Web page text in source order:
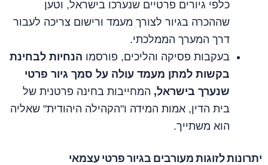
כלפי גיורים פרטיים שנערכו בישראל, וטען
שההכרה בגיור לצורך מעמד ורישום צריכה לעבור
דרך המערך הממלכתי.
בעקבות פסיקה והליכים, פורסמו הנחיות לבחינת
בקשות למתן מעמד עולה על סמך גיור פרטי
שנערך בישראל, המחייבות בחינה פרטנית של
בית הדין, אמות המידה ו"הקהילה היהודית" שאליה
הוא משתייך.
יתרונות לזוגות מעורבים בגיור פרטי עצמאי